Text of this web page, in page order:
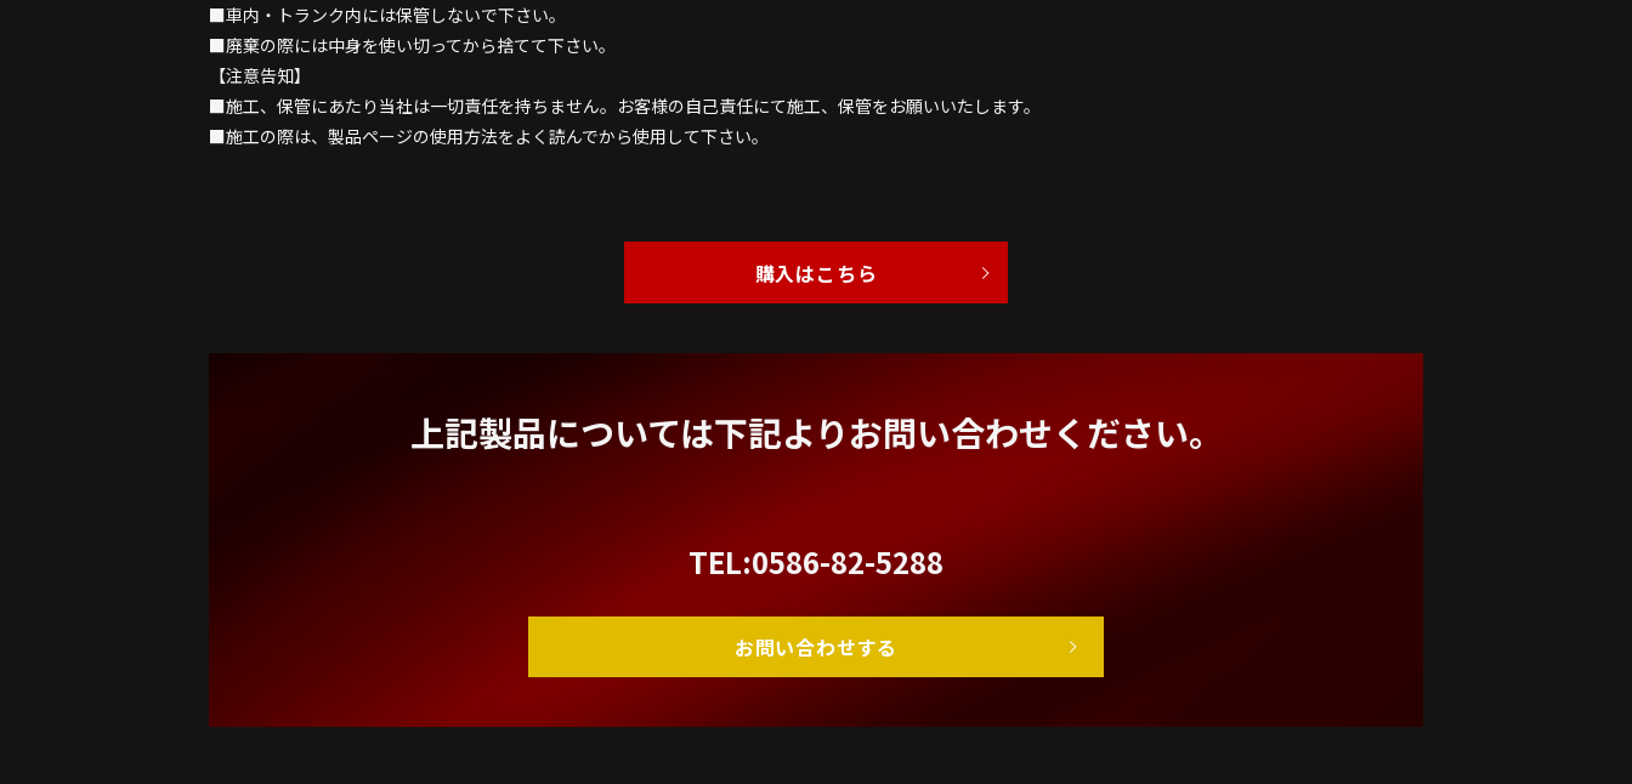
■車内・トランク内には保管しないで下さい。
■廃棄の際には中身を使い切ってから捨てて下さい。
【注意告知】
■施工、保管にあたり当社は一切責任を持ちません。お客様の自己責任にて施工、保管をお願いいたします。
■施工の際は、製品ページの使用方法をよく読んでから使用して下さい。
購入はこちら
上記製品については下記よりお問い合わせください。
TEL:0586-82-5288
お問い合わせする